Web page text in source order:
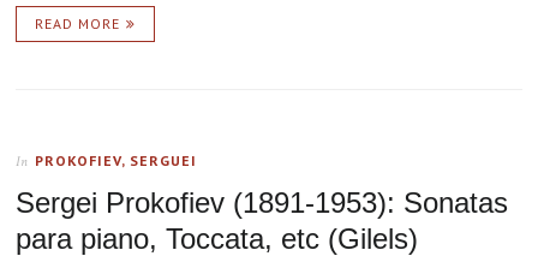
READ MORE
In PROKOFIEV, SERGUEI
Sergei Prokofiev (1891-1953): Sonatas
para piano, Toccata, etc (Gilels)